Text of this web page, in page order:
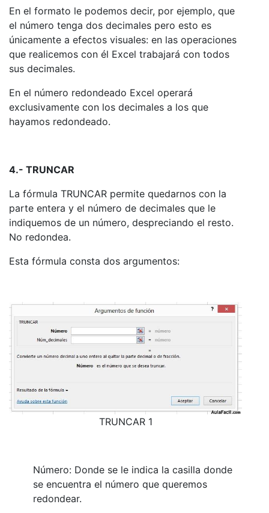
En el formato le podemos decir, por ejemplo, que
el número tenga dos decimales pero esto es
únicamente a efectos visuales: en las operaciones
que realicemos con él Excel trabajará con todos
sus decimales.
En el número redondeado Excel operará
exclusivamente con los decimales a los que
hayamos redondeado.
4.- TRUNCAR
La fórmula TRUNCAR permite quedarnos con la
parte entera y el número de decimales que le
indiquemos de un número, despreciando el resto.
No redondea.
Esta fórmula consta dos argumentos:
TRUNCAR 1
Número: Donde se le indica la casilla donde
se encuentra el número que queremos
redondear.